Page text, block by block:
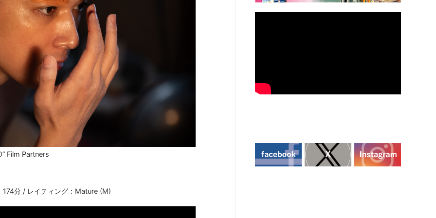
Film Partners
分 / レイティング：Mature (M)